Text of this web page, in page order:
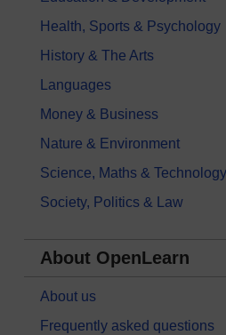
Health, Sports & Psychology
History & The Arts
Languages
Money & Business
Nature & Environment
Science, Maths & Technology
Society, Politics & Law
About OpenLearn
About us
Frequently asked questions